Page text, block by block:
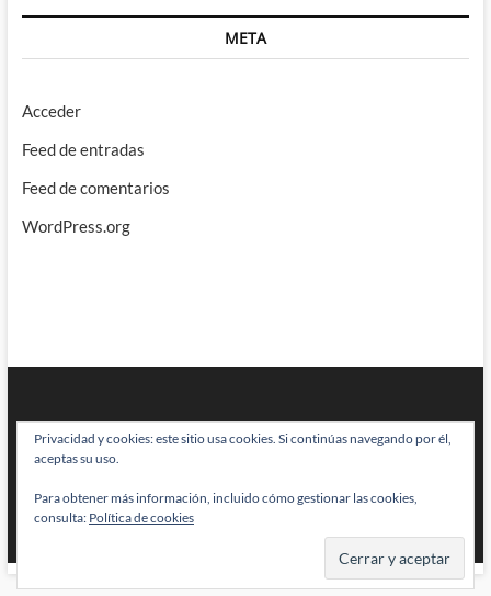
META
Acceder
Feed de entradas
Feed de comentarios
WordPress.org
BRAINSTOMPING| Diseñado por:Theme Freesia|WordPress| © Todos
los derechos reservados
Privacidad y cookies: este sitio usa cookies. Si continúas navegando por él,
aceptas su uso.
Para obtener más información, incluido cómo gestionar las cookies,
consulta: Política de cookies